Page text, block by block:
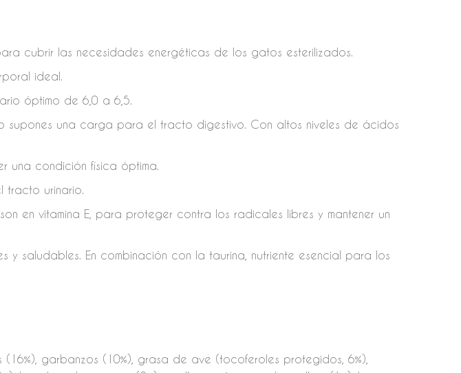
cubrir las necesidades energéticas de los gatos esterilizados.
ideal.
óptimo de 6,0 a 6,5.
una carga para el tracto digestivo. Con altos niveles de ácidos
una condición física óptima.
tracto urinario.
en vitamina E, para proteger contra los radicales libres y mantener un
saludables. En combinación con la taurina, nutriente esencial para los
garbanzos (10%), grasa de ave (tocoferoles protegidos, 6%),